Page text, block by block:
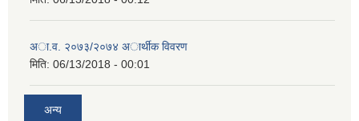
अा.व. २०७३/२०७४ अार्थीक विवरण
मिति: 06/13/2018 - 00:01
अन्य